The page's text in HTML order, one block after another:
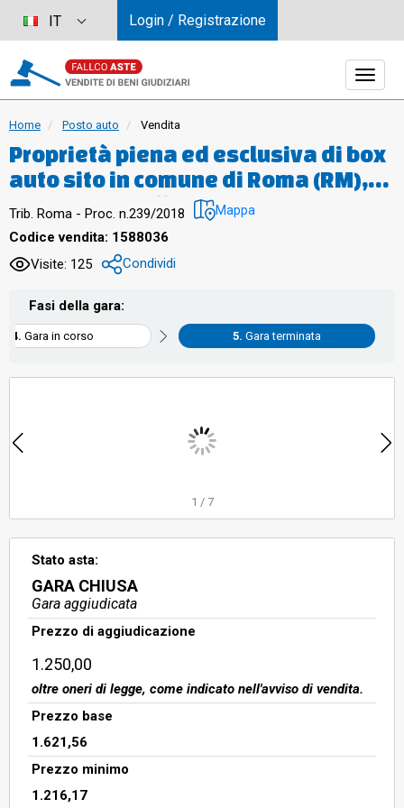
Home Posto auto Vendita
Proprietà piena ed esclusiva di box
auto sito in comune di Roma (RM),
quartiere "Collatino", municipio IV,
via di Grotta di Gregna 23, piano S3,
interno 10, posto all'interno di un
edificio interrato con destinazione
d'uso autorimessa, avente una
superficie lorda di 15,90 mq. e
un’altezza di circa 2,45 m.,
confinante con spazio di manovra
box auto interno 11 sub 14, salvo
altri, censito al catasto fabbricati
particella 1285, sub
Trib. Roma - Proc. n.239/2018 Mappa
Codice vendita: 1588036
Visite: 125
Condividi
Fasi della gara:
Gara in corso Gara terminata
1 / 7
Stato asta:
GARA CHIUSA
Gara aggiudicata
Prezzo di aggiudicazione
1.250,00
oltre oneri di legge, come indicato nell'avviso di vendita.
Prezzo base
1.621,56
Prezzo minimo
1.216,17
IT Login / Registrazione